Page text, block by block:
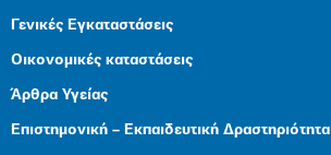
Γενικές Εγκαταστάσεις
Οικονομικές καταστάσεις
Άρθρα Υγείας
Επιστημονική – Εκπαιδευτική Δραστηριότητα